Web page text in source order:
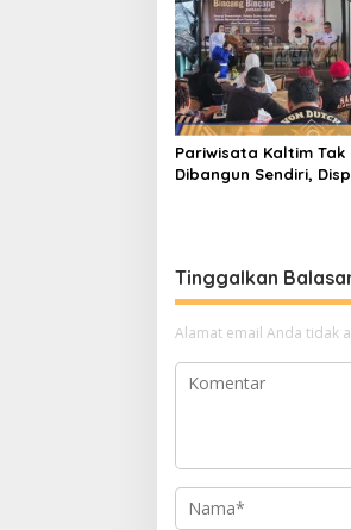
Pariwisata Kaltim Tak
Dibangun Sendiri,
Tinggalkan
Alamat email Anda tidak